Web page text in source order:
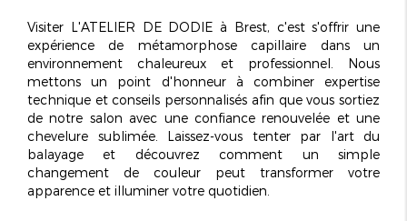
Visiter L'ATELIER DE DODIE à Brest, c'est s'offrir une
expérience de métamorphose capillaire dans un
environnement chaleureux et professionnel. Nous
mettons un point d'honneur à combiner expertise
technique et conseils personnalisés afin que vous sortiez
de notre salon avec une confiance renouvelée et une
chevelure sublimée. Laissez-vous tenter par l'art du
balayage et découvrez comment un simple
changement de couleur peut transformer votre
apparence et illuminer votre quotidien.